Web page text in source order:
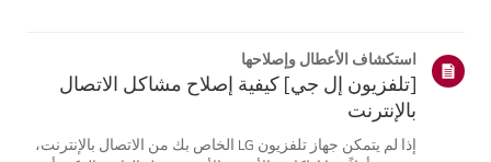
استكشاف الأعطال وإصلاحها
[تلفزيون إل جي] كيفية إصلاح مشاكل الاتصال
بالإنترنت
إذا لم يتمكن جهاز تلفزيون LG الخاص بك من الاتصال بالإنترنت،